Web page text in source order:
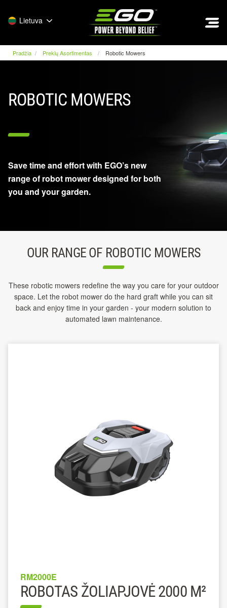
Lietuva
Pradžia Prekių Asortimentas Robotic Mowers
ROBOTIC MOWERS
Save time and effort with EGO’s new
range of robot mower designed for both
you and your garden.
OUR RANGE OF ROBOTIC MOWERS
These robotic mowers redefine the way you care for your outdoor
space. Let the robot mower do the hard graft while you can sit
back and enjoy time in your garden - your modern solution to
automated lawn maintenance.
RM2000E
ROBOTAS ŽOLIAPJOVĖ 2000 M²